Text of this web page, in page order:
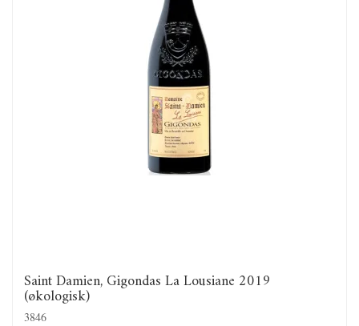
Saint Damien, Gigondas La Lousiane 2019
(økologisk)
3846